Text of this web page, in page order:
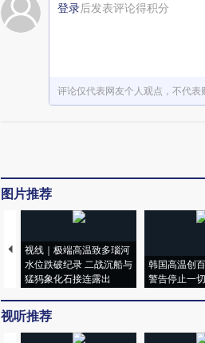
登录后发表评论得积分
评论仅代表网友个人观点，不代表
图片推荐
视线｜极端高温致多瑙河
水位跌破纪录 二战沉船与
猛犸象化石接连露出
韩国高温创
警告停止一
视听推荐